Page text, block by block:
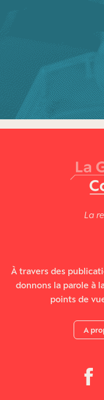
La
À travers des
donnons la parole à
points de
A